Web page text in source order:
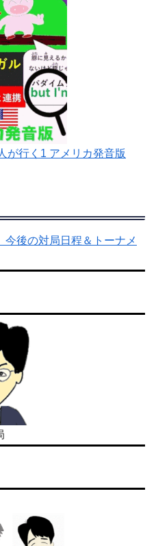
が行く1 アメリカ発音版
後の対局日程＆トーナメ